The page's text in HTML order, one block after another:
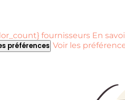
fournisseurs En
préférences Voir les